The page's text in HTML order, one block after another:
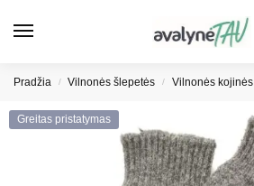
Pradžia / Vilnonės šlepetės / Vilnonės kojinės
Greitas pristatymas